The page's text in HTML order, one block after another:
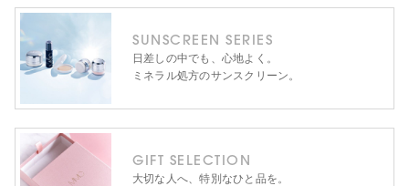
SUNSCREEN SERIES
日差しの中でも、心地よく。
ミネラル処方のサンスクリーン。
GIFT SELECTION
大切な人へ、特別なひと品を。